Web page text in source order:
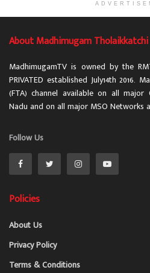
About Madhimugam Tholaikkatchi
MadhimugamTV is owned by the
PRIVATED established July14th 2016.
(FTA) channel available on all major
Nadu and on all major MSO Networks
Follow Us
Policies
About Us
Privacy Policy
Terms & Conditions